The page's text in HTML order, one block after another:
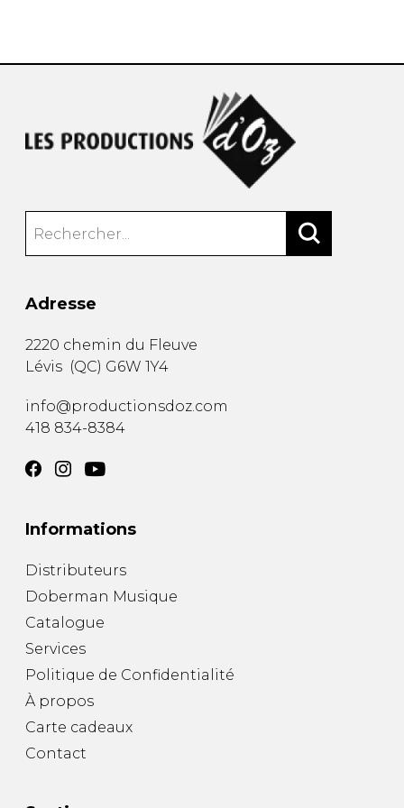
Adresse
2220 chemin du Fleuve
Lévis (QC) G6W 1Y4
info@productionsdoz.com
418 834-8384
Informations
Distributeurs
Doberman Musique
Catalogue
Services
Politique de Confidentialité
À propos
Carte cadeaux
Contact